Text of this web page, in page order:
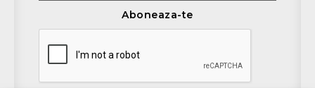
Aboneaza-te